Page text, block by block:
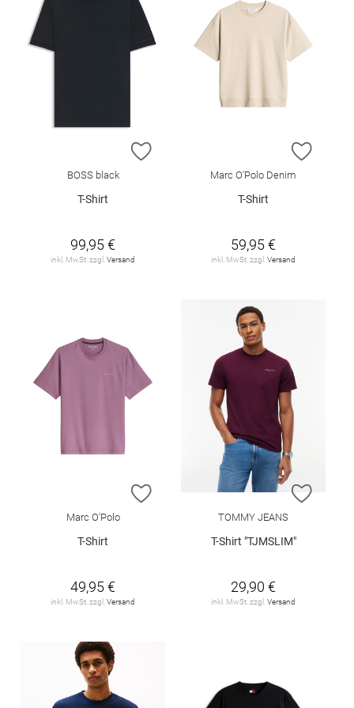
ZUR WUNSCHLISTE HINZUFÜGEN
BOSS black
T-Shirt
99,95 €
inkl. MwSt. zzgl. Versand
ZUR
Marc O'Polo Denim
T-Shirt
59,95 €
inkl. MwSt. zzgl. Versand
ZUR WUNSCHLISTE HINZUFÜGEN
Marc O'Polo
T-Shirt
49,95 €
inkl. MwSt. zzgl. Versand
ZUR
TOMMY JEANS
T-Shirt "TJMSLIM"
29,90 €
inkl. MwSt. zzgl. Versand